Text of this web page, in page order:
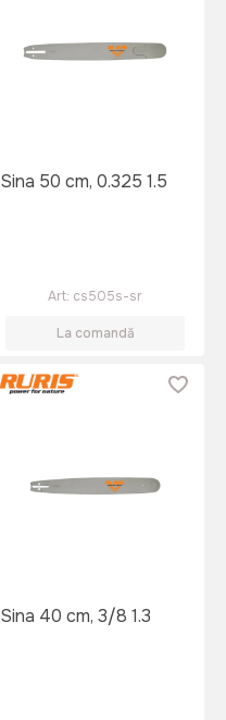
Sina 50 cm, 0.325 1.5
Art: cs505s-sr
La comandă
Sina 40 cm, 3/8 1.3